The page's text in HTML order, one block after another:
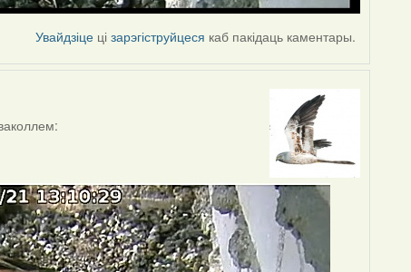
Увайдзіце цізарэгіструйцеся каб пакідаць каментары.